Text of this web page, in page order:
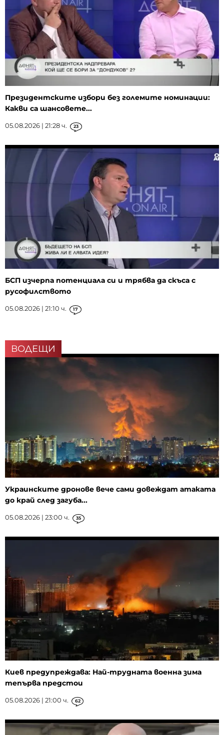
Президентските избори без големите номинации:
Какви са шансовете...
05.08.2026 | 21:28 ч. 23
БСП изчерпа потенциала си и трябва да скъса с
русофилството
05.08.2026 | 21:10 ч. 17
ВОДЕЩИ
Украинските дронове вече сами довеждат атаката
до край след загуба...
05.08.2026 | 23:00 ч. 35
Киев предупреждава: Най-трудната военна зима
тепърва предстои
05.08.2026 | 21:00 ч. 62